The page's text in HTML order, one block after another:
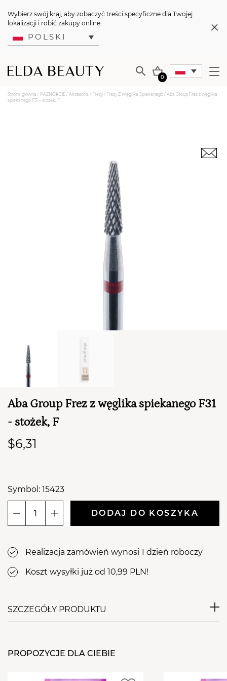
Wybierz swój kraj, aby zobaczyć treści specyficzne dla Twojej
lokalizacji i robić zakupy online.
POLSKI
0
PRZEJDŹ DO KOSZYKA
Strona główna / PAZNOKCIE / Akcesoria / Frezy / Frezy Z Węglika Spiekanego / Aba Group Frez z węglika
spiekanego F31 – stożek, F
Aba Group Frez z węglika spiekanego F31
- stożek, F
$6,31
Symbol: 15423
Frez
z
węglika
F31
DODAJ DO KOSZYKA
Realizacja zamówień wynosi 1 dzień roboczy
Koszt wysyłki już od 10,99 PLN!
SZCZEGÓŁY PRODUKTU
bardzo małego stożka z drobnymi krzyżowymi
PROPOZYCJE DLA CIEBIE